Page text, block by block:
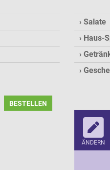
Salate
Haus-
BESTELLEN
ÄNDERN